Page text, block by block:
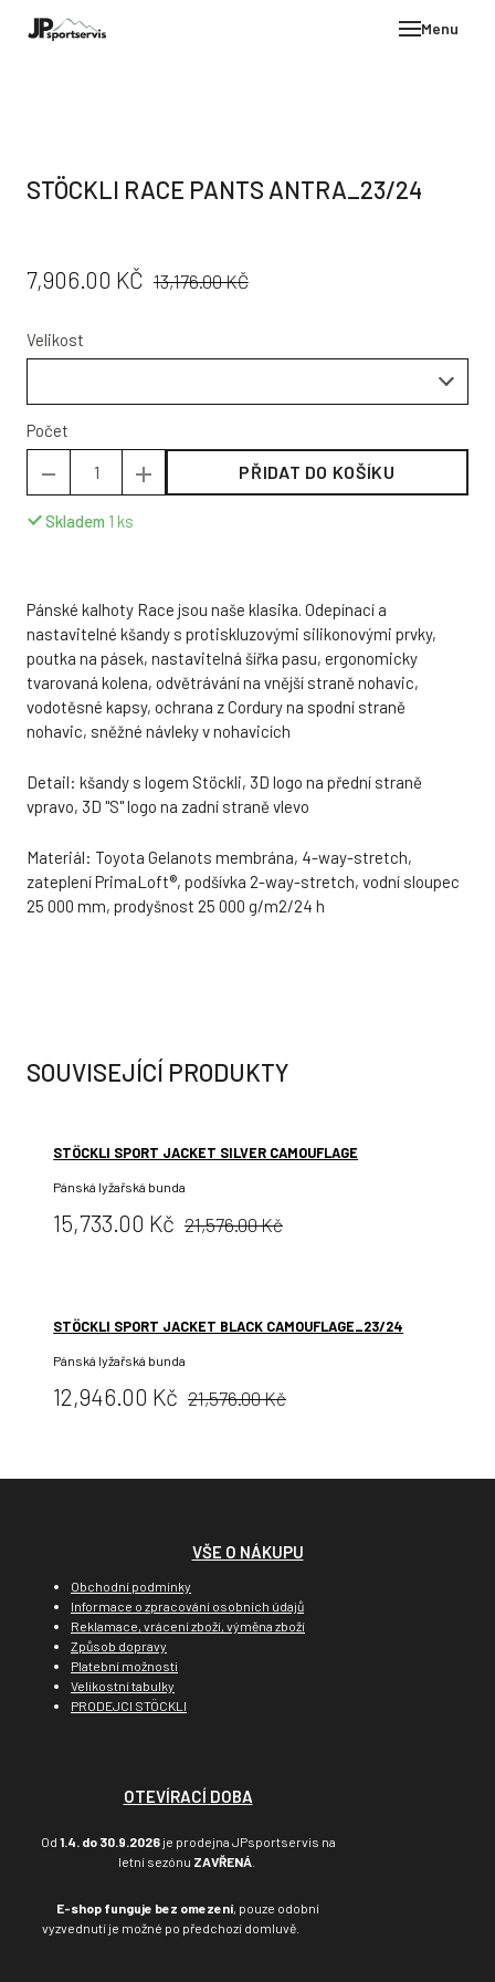
Menu
STÖCKLI RACE PANTS ANTRA_23/24
CENA:
7,906.00 KČ PŮVODNÍ
13,176.00 KČ
Velikost
Počet
PŘIDAT DO KOŠÍKU
Skladem 1 ks
Pánské kalhoty Race jsou naše klasika. Odepínací a
nastavitelné kšandy s protiskluzovými silikonovými prvky,
poutka na pásek, nastavitelná šířka pasu, ergonomicky
tvarovaná kolena, odvětrávání na vnější straně nohavic,
vodotěsné kapsy, ochrana z Cordury na spodní straně
nohavic, sněžné návleky v nohavicích
Detail: kšandy s logem Stöckli, 3D logo na přední straně
vpravo, 3D "S" logo na zadní straně vlevo
Materiál: Toyota Gelanots membrána, 4-way-stretch,
zateplení PrimaLoft®, podšívka 2-way-stretch, vodní sloupec
25 000 mm, prodyšnost 25 000 g/m2/24 h
SOUVISEJÍCÍ PRODUKTY
STÖCKLI SPORT JACKET SILVER CAMOUFLAGE
Pánská lyžařská bunda
Cena:
15,733.00 Kč Původní
21,576.00 Kč
STÖCKLI SPORT JACKET BLACK CAMOUFLAGE_23/24
Pánská lyžařská bunda
Cena:
12,946.00 Kč Původní
21,576.00 Kč
VŠE O NÁKUPU
Obchodní podmínky
Informace o zpracování osobních údajů
Reklamace, vrácení zboží, výměna zboží
Způsob dopravy
Platební možnosti
Velikostní tabulky
PRODEJCI STÖCKLI
OTEVÍRACÍ DOBA
Od 1.4. do 30.9.2026je prodejna JPsportservis na
letní sezónu ZAVŘENÁ
E-shop funguje bez omezení, pouze odobní
vyzvednutí je možné po předchozí domluvě.